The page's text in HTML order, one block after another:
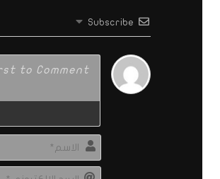
Subscribe